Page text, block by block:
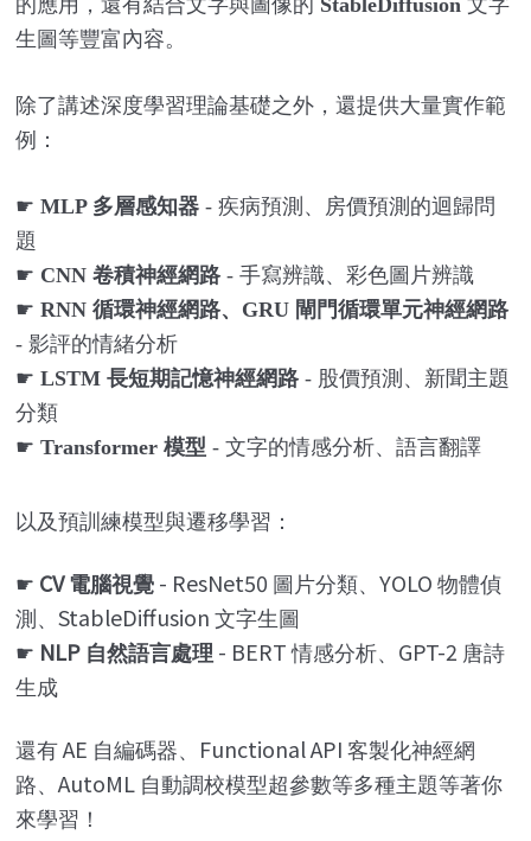
生圖等豐富內容。
除了講述深度學習理論基礎之外，還提供大量實作範
例：
☛ MLP 多層感知器 - 疾病預測、房價預測的迴歸問
題
☛ CNN 卷積神經網路 - 手寫辨識、彩色圖片辨識
☛ RNN 循環神經網路、 GRU 閘門循環單元神經網路
- 影評的情緒分析
☛ LSTM 長短期記憶神經網路 - 股價預測、新聞主題
分類
☛ Transformer 模型 - 文字的情感分析、語言翻譯
以及預訓練模型與遷移學習：
☛ CV 電腦視覺 - ResNet50 圖片分類、 YOLO 物體偵
測、 StableDiffusion 文字生圖
☛ NLP 自然語言處理 - BERT情感分析、 GPT-2 唐詩
生成
還有 AE 自編碼器、 Functional API 客製化神經網
路、 AutoML 自動調校模型超參數等多種主題等著你
來學習！